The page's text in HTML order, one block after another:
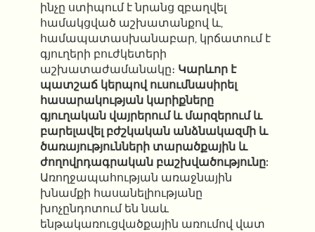
ինչը ստիպում է նրանց զբաղվել
համակցված աշխատանքով և,
համապատասխանաբար, կրճատում է
գյուղերի բուժկետերի
աշխատաժամանակը։ Կարևոր է
պատշաճ կերպով ուսումնասիրել
հասարակության կարիքները
գյուղական վայրերում և մարզերում և
բարելավել բժշկական անձնակազմի և
ծառայությունների տարածքային և
ժողովրդագրական բաշխվածությունը:
Առողջապահության առաջնային
խնամքի հասանելիությանը
խոչընդոտում են նաև
ենթակառուցվածքային առումով վատ